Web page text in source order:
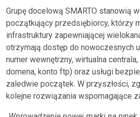
Grupę docelową SMARTO stanowią
początkujący przedsiębiorcy, którzy
infrastruktury zapewniającej
otrzymają dostęp do nowoczesnych
numer wewnętrzny, wirtualna
domena, konto ftp) oraz usługi
zaledwie początek. W przyszłości,
kolejne rozwiązania wspomagające